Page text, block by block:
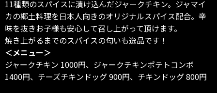
11種類のスパイスに漬け込んだジャークチキン。ジャマイ
カの郷土料理を日本人向きのオリジナルスパイス配合。辛
味を抜きお子様も安心して召し上がって頂けます。
焼き上がるまでのスパイスの匂いも逸品です！
＜メニュー＞
ジャークチキン 1000円、ジャークチキンポテトコンボ
1400円、チーズチキンドッグ 900円、チキンドッグ 800円